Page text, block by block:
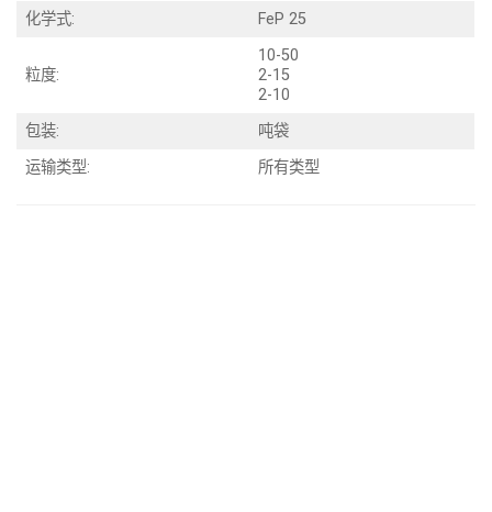
化学式: FeP 25
粒度:
10-50
2-15
2-10
包装:
吨袋
运输类型:
所有类型